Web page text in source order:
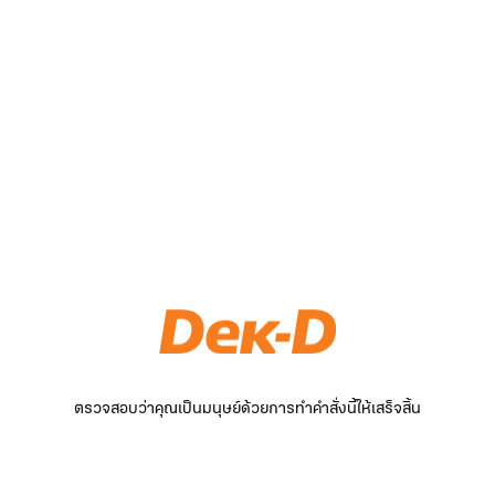
ตรวจสอบว่าคุณเป็นมนุษย์ด้วยการทำคำสั่งนี้ให้เสร็จสิ้น